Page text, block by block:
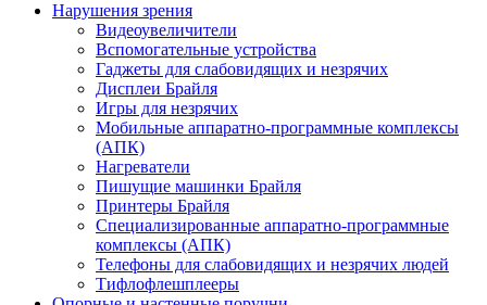
Нарушения зрения
Видеоувеличители
Вспомогательные устройства
Гаджеты для слабовидящих и незрячих
Дисплеи Брайля
Игры для незрячих
Мобильные аппаратно-программные комплексы
(АПК)
Нагреватели
Пишущие машинки Брайля
Принтеры Брайля
Специализированные аппаратно-программные
комплексы (АПК)
Телефоны для слабовидящих и незрячих людей
Тифлофлешплееры